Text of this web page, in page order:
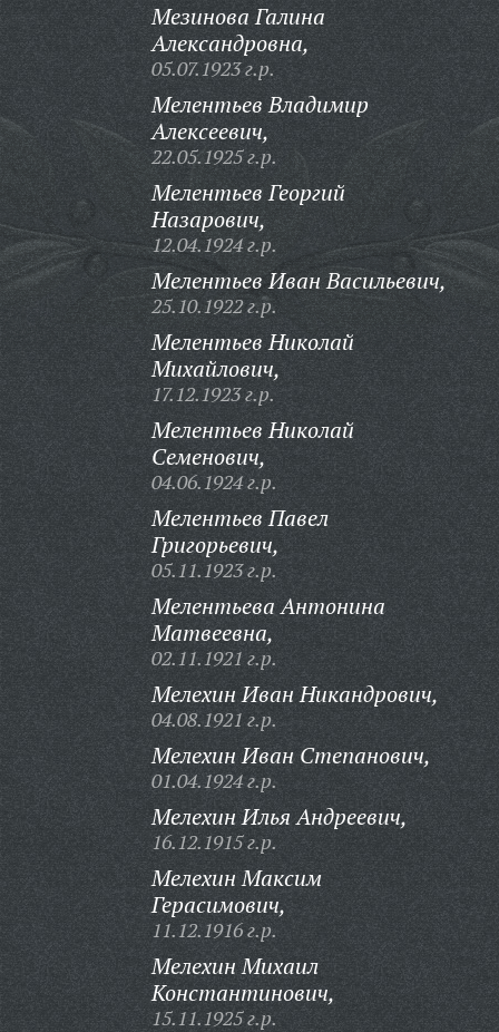
Мезинова Галина
Александровна,
05.07.1923 г.р.
Мелентьев Владимир
Алексеевич,
22.05.1925 г.р.
Мелентьев Георгий
Назарович,
12.04.1924 г.р.
Мелентьев Иван Васильевич,
25.10.1922 г.р.
Мелентьев Николай
Михайлович,
17.12.1923 г.р.
Мелентьев Николай
Семенович,
04.06.1924 г.р.
Мелентьев Павел
Григорьевич,
05.11.1923 г.р.
Мелентьева Антонина
Матвеевна,
02.11.1921 г.р.
Мелехин Иван Никандрович,
04.08.1921 г.р.
Мелехин Иван Степанович,
01.04.1924 г.р.
Мелехин Илья Андреевич,
16.12.1915 г.р.
Мелехин Максим
Герасимович,
11.12.1916 г.р.
Мелехин Михаил
Константинович,
15.11.1925 г.р.